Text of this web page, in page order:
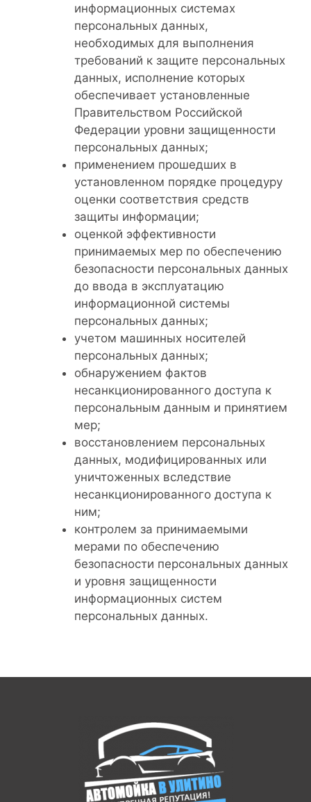
информационных системах
персональных данных,
необходимых для выполнения
требований к защите персональных
данных, исполнение которых
обеспечивает установленные
Правительством Российской
Федерации уровни защищенности
персональных данных;
применением прошедших в
установленном порядке процедуру
оценки соответствия средств
защиты информации;
оценкой эффективности
принимаемых мер по обеспечению
безопасности персональных данных
до ввода в эксплуатацию
информационной системы
персональных данных;
учетом машинных носителей
персональных данных;
обнаружением фактов
несанкционированного доступа к
персональным данным и принятием
мер;
восстановлением персональных
данных, модифицированных или
уничтоженных вследствие
несанкционированного доступа к
ним;
контролем за принимаемыми
мерами по обеспечению
безопасности персональных данных
и уровня защищенности
информационных систем
персональных данных.